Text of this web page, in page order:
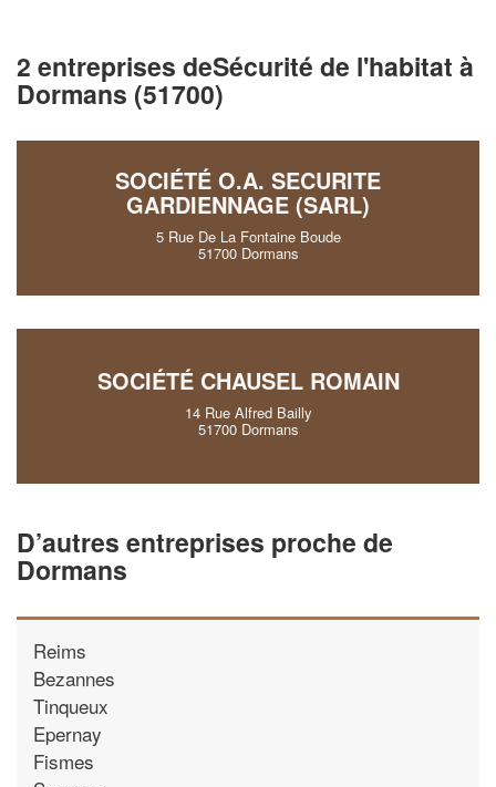
2 entreprises deSécurité de l'habitat à
Dormans (51700)
SOCIÉTÉ O.A. SECURITE
GARDIENNAGE (SARL)
5 Rue De La Fontaine Boude
51700 Dormans
SOCIÉTÉ CHAUSEL ROMAIN
14 Rue Alfred Bailly
51700 Dormans
D’autres entreprises proche de
Dormans
Reims
Bezannes
Tinqueux
Epernay
Fismes
✕
Vous êtes un
professionnel ?
Augmentez votrechiffre d'affaires
vosmargestout en gagnant de
nouveaux clients!